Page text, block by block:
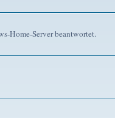
Home-Server beantwortet.